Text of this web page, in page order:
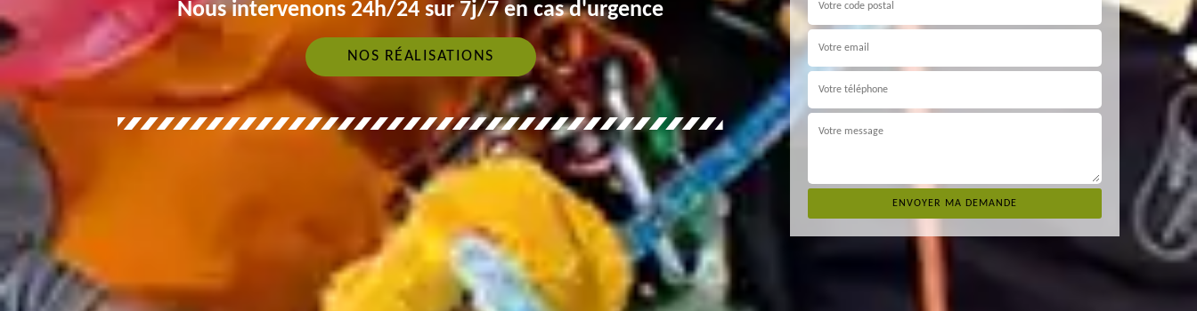
Nous intervenons 24h/24 sur 7j/7 en cas d'urgence
NOS RÉALISATIONS